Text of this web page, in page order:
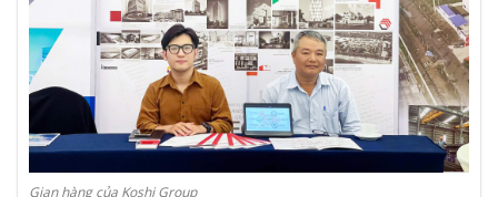
Gian hàng của Koshi Group